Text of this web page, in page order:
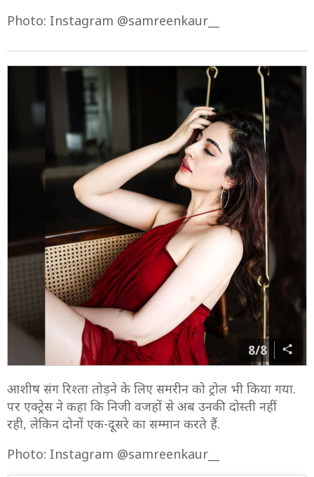
Photo: Instagram @samreenkaur__
8/8
आशीष संग रिश्ता तोड़ने के लिए समरीन को ट्रोल भी किया गया.
पर एक्ट्रेस ने कहा कि निजी वजहों से अब उनकी दोस्ती नहीं
रही, लेकिन दोनों एक-दूसरे का सम्मान करते हैं.
Photo: Instagram @samreenkaur__